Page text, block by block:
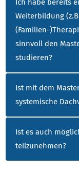
Weiterbildung
(Familien-
sinnvoll den
studieren?
Ist mit dem
systemische
Ist es auch
teilzunehmen?